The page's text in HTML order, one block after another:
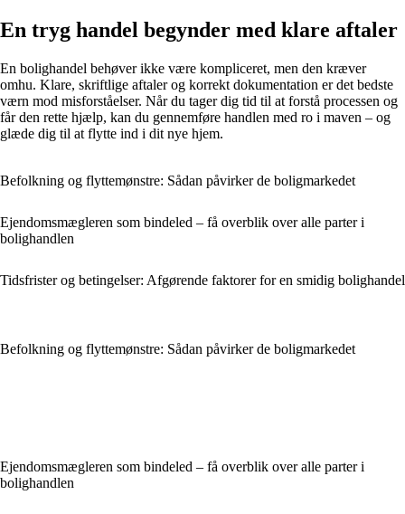
En tryg handel begynder med klare aftaler
En bolighandel behøver ikke være kompliceret, men den kræver
omhu. Klare, skriftlige aftaler og korrekt dokumentation er det bedste
værn mod misforståelser. Når du tager dig tid til at forstå processen og
får den rette hjælp, kan du gennemføre handlen med ro i maven – og
glæde dig til at flytte ind i dit nye hjem.
Befolkning og flyttemønstre: Sådan påvirker de boligmarkedet
Ejendomsmægleren som bindeled – få overblik over alle parter i
bolighandlen
Tidsfrister og betingelser: Afgørende faktorer for en smidig bolighandel
Befolkning og flyttemønstre: Sådan påvirker de boligmarkedet
Ejendomsmægleren som bindeled – få overblik over alle parter i
bolighandlen